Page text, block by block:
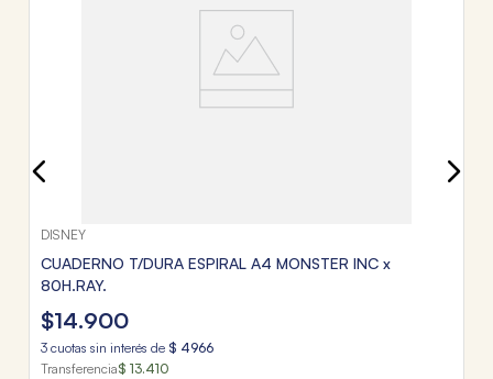
DISNEY
CUADERNO T/DURA ESPIRAL A4 MONSTER INC x
80H.RAY.
$14.900
3 cuotas sin interés de $ 4966
Transferencia$ 13.410